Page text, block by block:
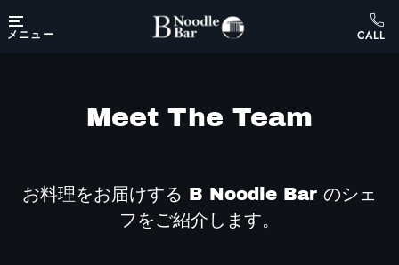
Skip to main content
メニュー
Meet The Team
お料理をお届けする B Noodle Bar のシェ
フをご紹介します。